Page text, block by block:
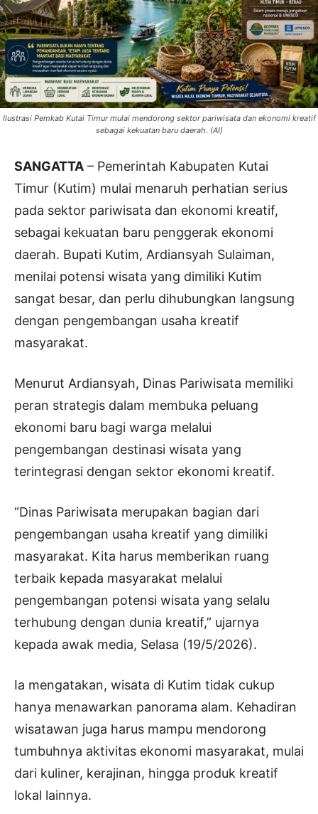
Ilustrasi Pemkab Kutai Timur mulai mendorong sektor pariwisata dan ekonomi kreatif
sebagai kekuatan baru daerah. (AI)
SANGATTA – Pemerintah Kabupaten Kutai
Timur (Kutim) mulai menaruh perhatian serius
pada sektor pariwisata dan ekonomi kreatif,
sebagai kekuatan baru penggerak ekonomi
daerah. Bupati Kutim, Ardiansyah Sulaiman,
menilai potensi wisata yang dimiliki Kutim
sangat besar, dan perlu dihubungkan langsung
dengan pengembangan usaha kreatif
masyarakat.
Menurut Ardiansyah, Dinas Pariwisata memiliki
peran strategis dalam membuka peluang
ekonomi baru bagi warga melalui
pengembangan destinasi wisata yang
terintegrasi dengan sektor ekonomi kreatif.
“Dinas Pariwisata merupakan bagian dari
pengembangan usaha kreatif yang dimiliki
masyarakat. Kita harus memberikan ruang
terbaik kepada masyarakat melalui
pengembangan potensi wisata yang selalu
terhubung dengan dunia kreatif,” ujarnya
kepada awak media, Selasa (19/5/2026).
Ia mengatakan, wisata di Kutim tidak cukup
hanya menawarkan panorama alam. Kehadiran
wisatawan juga harus mampu mendorong
tumbuhnya aktivitas ekonomi masyarakat, mulai
dari kuliner, kerajinan, hingga produk kreatif
lokal lainnya.